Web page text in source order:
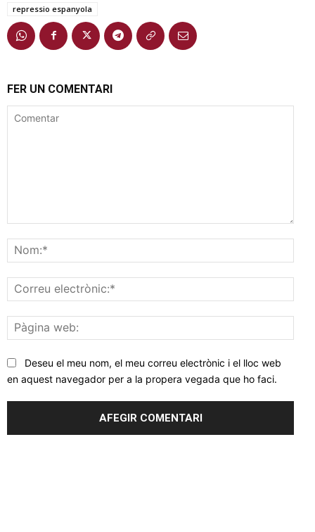
repressio espanyola
FER UN COMENTARI
web:
Deseu el meu nom, el meu correu electrònic i el lloc web
en aquest navegador per a la propera vegada que ho faci.